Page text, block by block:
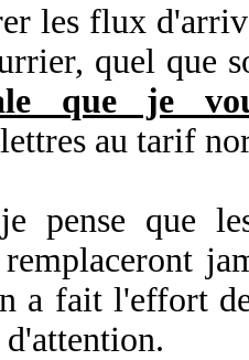
les flux
quel
que je
au tarif
pense que
a fait l'effort
d'attention.